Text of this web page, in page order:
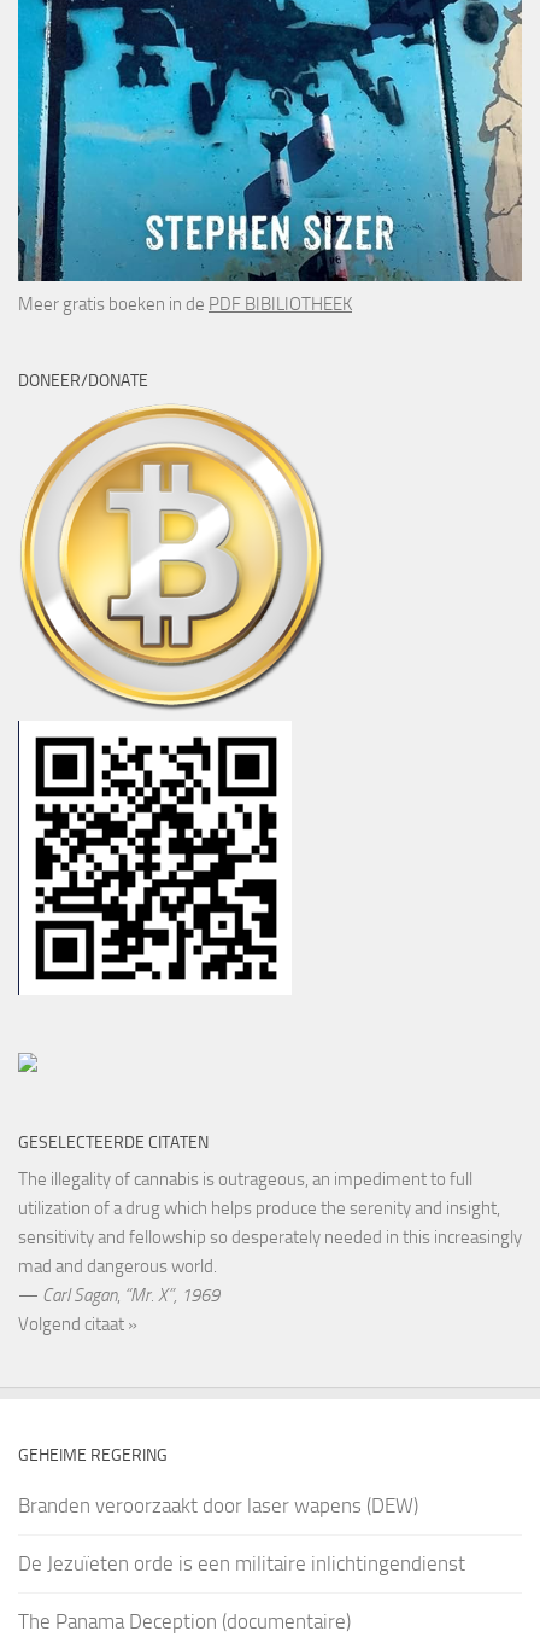
Meer gratis boeken in de PDF BIBILIOTHEEK
DONEER/DONATE
GESELECTEERDE CITATEN
The illegality of cannabis is outrageous, an impediment to full
utilization of a drug which helps produce the serenity and insight,
sensitivity and fellowship so desperately needed in this increasingly
mad and dangerous world.
— Carl Sagan, “Mr. X”, 1969
Volgend citaat »
GEHEIME REGERING
Branden veroorzaakt door laser wapens (DEW)
De Jezuïeten orde is een militaire inlichtingendienst
The Panama Deception (documentaire)